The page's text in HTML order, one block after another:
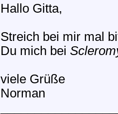
Hallo Gitta,
Streich bei mir mal
Du mich bei
viele Grüße
Norman